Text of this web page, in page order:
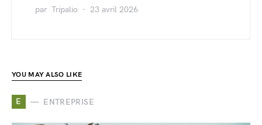
par Tripalio 23 avril 2026
YOU MAY ALSO LIKE
E ENTREPRISE